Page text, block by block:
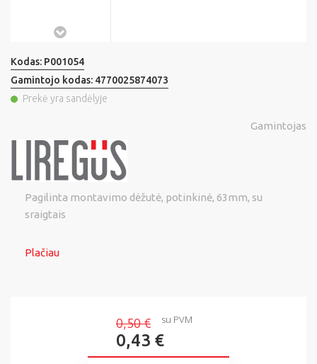
Kodas: P001054
Gamintojo kodas: 4770025874073
Prekė yra sandėlyje
Gamintojas
Pagilinta montavimo dėžutė, potinkinė, 63mm, su
sraigtais
Plačiau
0,50 €
0,43 €
su PVM